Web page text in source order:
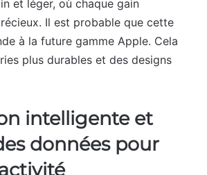
et léger, où chaque gain
Il est probable que cette
à la future gamme Apple. Cela
plus durables et des designs
intelligente et
données pour